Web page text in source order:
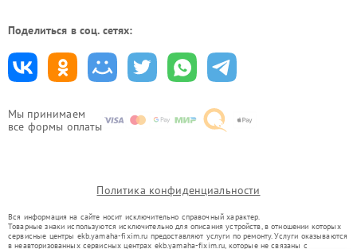
Мы принимаем
все формы оплаты
Поделиться в соц. сетях:
Политика конфиденциальности
Вся информация на сайте носит исключительно справочный характер.
Товарные знаки используются исключительно для описания устройств, в отношении которых
сервисные центры ekb.yamaha-fixim.ru предоставляют услуги по ремонту. Услуги оказываются
в неавторизованных сервисных центрах ekb.yamaha-fixim.ru, которые не связаны с